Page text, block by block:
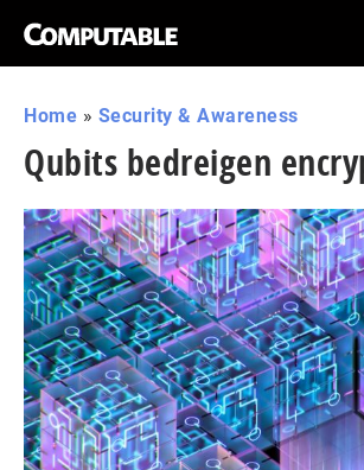
Home » Security & Awareness
Qubits bedreigen